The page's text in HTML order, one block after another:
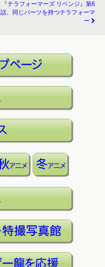
『テラフォーマーズ リベンジ』第6
話、同じパーツを持つテラフォーマ
ー